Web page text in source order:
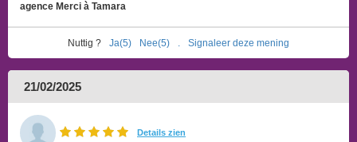
agence Merci à Tamara
Nuttig ? Ja(5) Nee(5) Signaleer deze mening
21/02/2025
Details zien